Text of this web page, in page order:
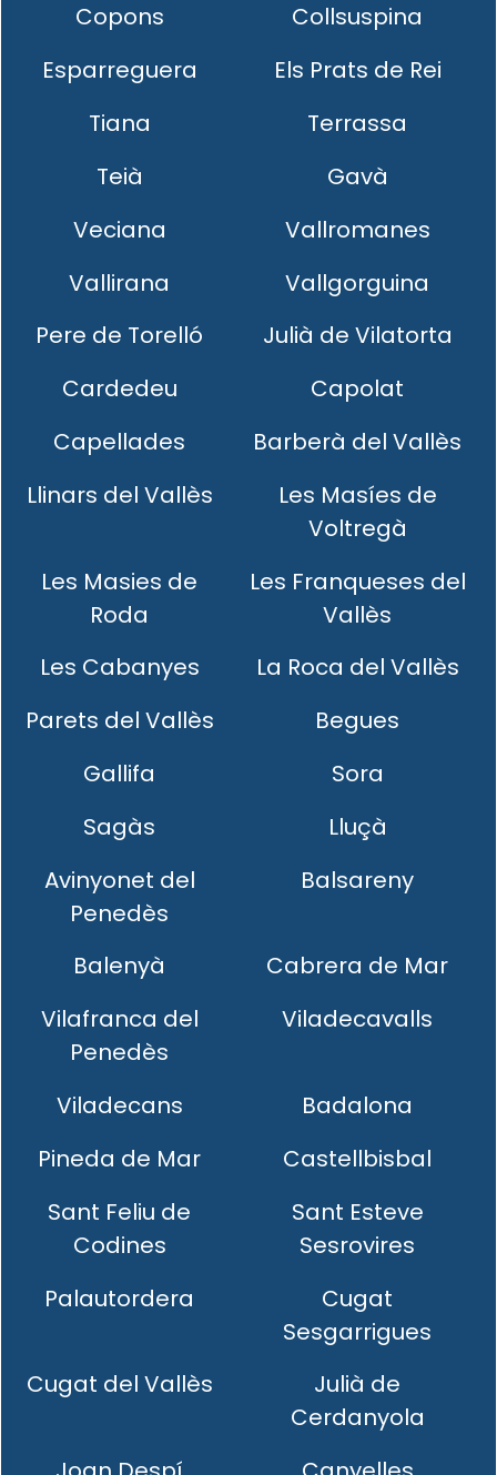
Copons
Collsuspina
Esparreguera
Els Prats de Rei
Tiana
Terrassa
Teià
Gavà
Veciana
Vallromanes
Vallirana
Vallgorguina
Pere de Torelló
Julià de Vilatorta
Cardedeu
Capolat
Capellades
Barberà del Vallès
Llinars del Vallès
Les Masíes de
Voltregà
Les Masies de
Roda
Les Franqueses del
Vallès
Les Cabanyes
La Roca del Vallès
Parets del Vallès
Begues
Gallifa
Sora
Sagàs
Lluçà
Avinyonet del
Penedès
Balsareny
Balenyà
Cabrera de Mar
Vilafranca del
Penedès
Viladecavalls
Viladecans
Badalona
Pineda de Mar
Castellbisbal
Sant Feliu de
Codines
Sant Esteve
Sesrovires
Palautordera
Cugat
Sesgarrigues
Cugat del Vallès
Julià de
Cerdanyola